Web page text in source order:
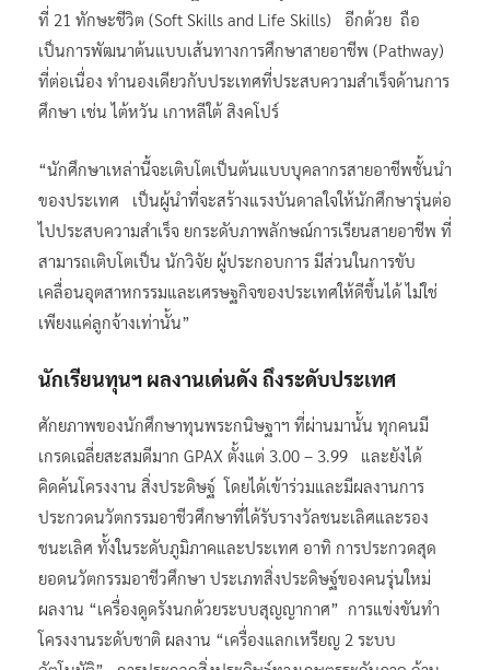
ที่ 21 ทักษะชีวิต (Soft Skills and Life Skills) อีกด้วย ถือ
เป็นการพัฒนาต้นแบบเส้นทางการศึกษาสายอาชีพ (Pathway)
ที่ต่อเนื่อง ทำนองเดียวกับประเทศที่ประสบความสำเร็จด้านการ
ศึกษา เช่น ไต้หวัน เกาหลีใต้ สิงคโปร์
“นักศึกษาเหล่านี้จะเติบโตเป็นต้นแบบบุคลากรสายอาชีพชั้นนำ
ของประเทศ เป็นผู้นำที่จะสร้างแรงบันดาลใจให้นักศึกษารุ่นต่อ
ไปประสบความสำเร็จ ยกระดับภาพลักษณ์การเรียนสายอาชีพ ที่
สามารถเติบโตเป็น นักวิจัย ผู้ประกอบการ มีส่วนในการขับ
เคลื่อนอุตสาหกรรมและเศรษฐกิจของประเทศให้ดีขึ้นได้ ไม่ใช่
เพียงแค่ลูกจ้างเท่านั้น”
นักเรียนทุนฯ ผลงานเด่นดัง ถึงระดับประเทศ
ศักยภาพของนักศึกษาทุนพระกนิษฐาฯ ที่ผ่านมานั้น ทุกคนมี
เกรดเฉลี่ยสะสมดีมาก GPAX ตั้งแต่ 3.00 – 3.99 และยังได้
คิดค้นโครงงาน สิ่งประดิษฐ์ โดยได้เข้าร่วมและมีผลงานการ
ประกวดนวัตกรรมอาชีวศึกษาที่ได้รับรางวัลชนะเลิศและรอง
ชนะเลิศ ทั้งในระดับภูมิภาคและประเทศ อาทิ การประกวดสุด
ยอดนวัตกรรมอาชีวศึกษา ประเภทสิ่งประดิษฐ์ของคนรุ่นใหม่
ผลงาน “เครื่องดูดรังนกด้วยระบบสุญญากาศ” การแข่งขันทำ
โครงงานระดับชาติ ผลงาน “เครื่องแลกเหรียญ 2 ระบบ